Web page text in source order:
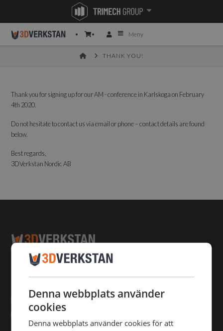
Meny
HOMETHANK YOU!
Thank you for signing up for our AM - conference in Karlskoga on February
4th 2020.
Do not hesitate to contact us via email or phone – contact details are found
below.
Best regards,
3DVerkstan Nordic AB
Julius Jaenzons väg 1
08-55 11 57 50
Denna webbplats använder
cookies
Denna webbplats använder cookies för att